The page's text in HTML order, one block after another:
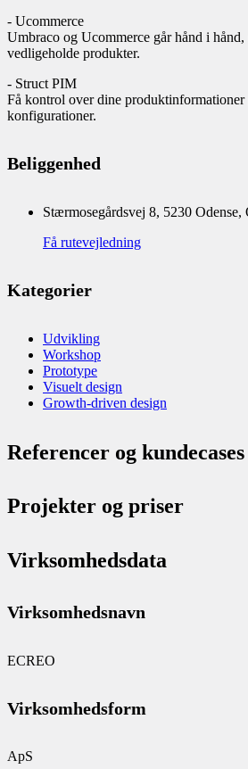
- Ucommerce
Umbraco og Ucommerce går hånd i
vedligeholde produkter.
- Struct PIM
Få kontrol over dine
konfigurationer.
Beliggenhed
Stærmosegårdsvej 8, 5230
Få rutevejledning
Kategorier
Udvikling
Workshop
Prototype
Visuelt design
Growth-driven design
Referencer og kundecases
Projekter og priser
Virksomhedsdata
Virksomhedsnavn
ECREO
Virksomhedsform
ApS